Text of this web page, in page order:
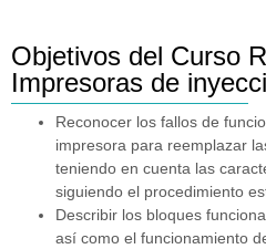
Objetivos del Curso
Impresoras de
Reconocer los fallos de
impresora para reemplazar
teniendo en cuenta las
siguiendo el procedimiento
Describir los bloques
así como el funcionamiento